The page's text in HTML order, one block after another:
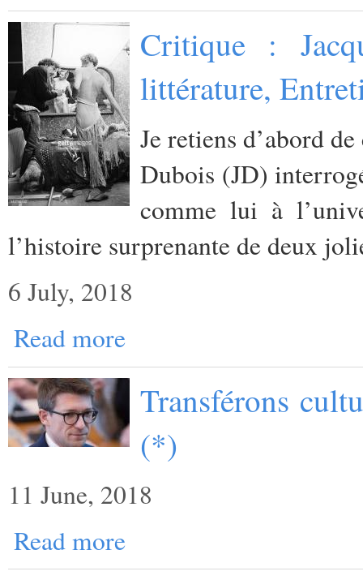
Critique :
littérature,
Je retiens d’abord
Dubois (JD)
comme lui à
l’histoire surprenante de deux
6 July, 2018
Read more
Transférons
(*)
11 June, 2018
Read more